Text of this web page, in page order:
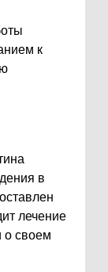
к
в
лечение
о своем